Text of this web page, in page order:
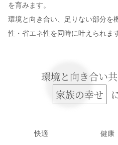
を育みます。
環境と向き合い、足りない部分を
性・省エネ性を同時に叶えられま
環境と向き合い
家族の幸せ
快適 健康